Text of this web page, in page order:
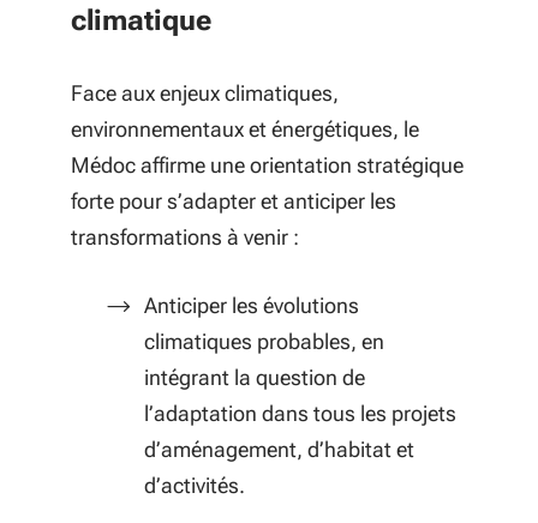
climatique
Face aux enjeux climatiques,
environnementaux et énergétiques, le
Médoc affirme une orientation stratégique
forte pour s’adapter et anticiper les
transformations à venir :
Anticiper les évolutions
climatiques probables, en
intégrant la question de
l’adaptation dans tous les projets
d’aménagement, d’habitat et
d’activités.